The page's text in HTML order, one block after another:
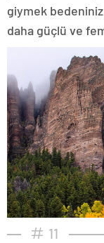
giymek bedeniniz
daha güçlü ve
11